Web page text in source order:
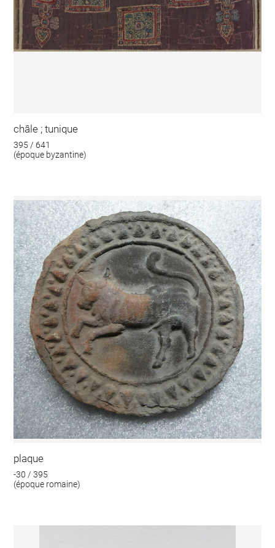
châle ; tunique
395 / 641
(époque byzantine)
plaque
-30 / 395
(époque romaine)